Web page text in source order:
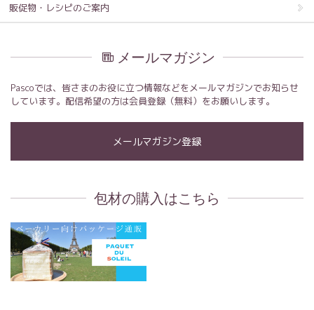
販促物・レシピのご案内
メールマガジン
Pascoでは、皆さまのお役に立つ情報などをメールマガジンでお知らせ
しています。配信希望の方は会員登録（無料）をお願いします。
メールマガジン登録
包材の購入はこちら